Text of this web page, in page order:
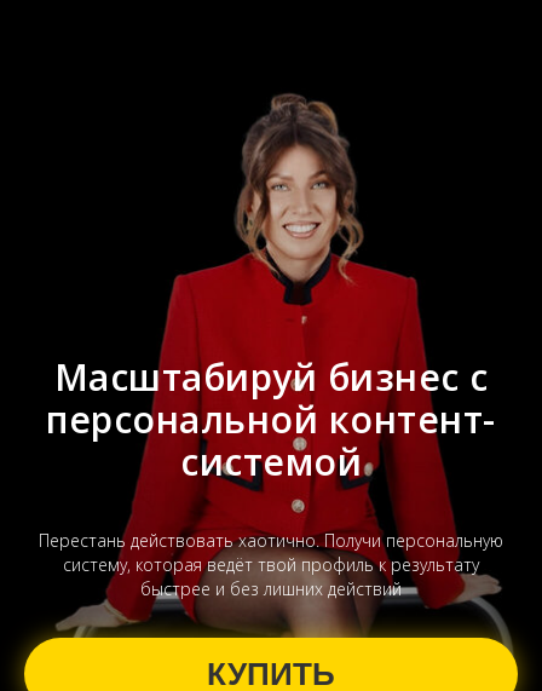
Масштабируй бизнес с
персональной контент-
системой
Перестань действовать хаотично. Получи персональную
систему, которая ведёт твой профиль к результату
быстрее и без лишних действий
КУПИТЬ